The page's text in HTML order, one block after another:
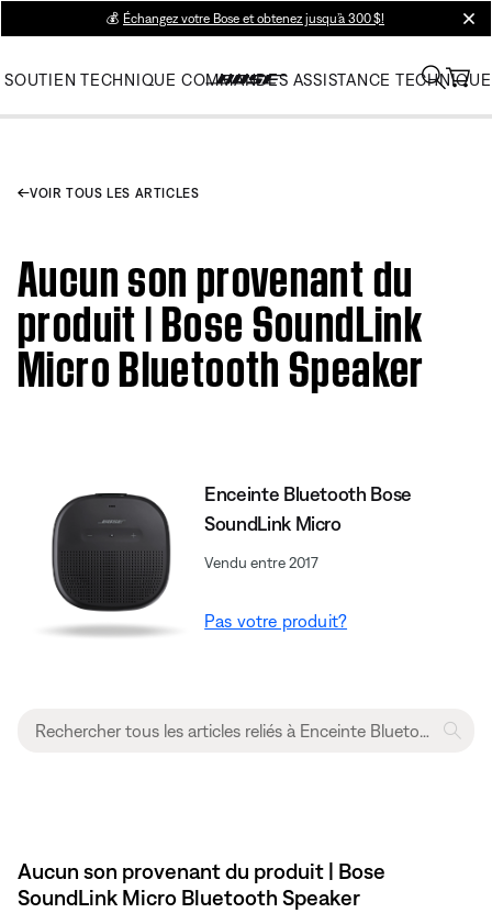
💰 Échangez votre Bose et obtenez jusqu’à 300 $!
SOUTIEN TECHNIQUE COMMANDES ASSISTANCE TECHNIQUE
VOIR TOUS LES ARTICLES
Aucun son provenant du
produit | Bose SoundLink
Micro Bluetooth Speaker
Enceinte Bluetooth Bose
SoundLink Micro
Vendu entre 2017
Pas votre produit?
Aucun son provenant du produit | Bose
SoundLink Micro Bluetooth Speaker